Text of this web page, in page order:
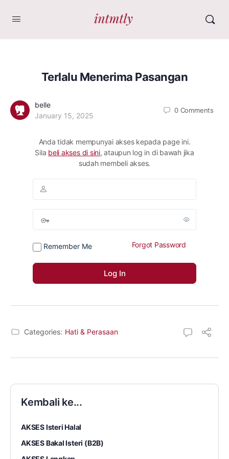
Terlalu Menerima Pasangan
belle
January 15, 2025
0 Comments
Anda tidak mempunyai akses kepada page ini.
Sila beli akses di sini, ataupun log in di bawah jika
sudah membeli akses.
Remember Me Forgot Password
Categories: Hati & Perasaan
Kembali ke...
AKSES Isteri Halal
AKSES Bakal Isteri (B2B)